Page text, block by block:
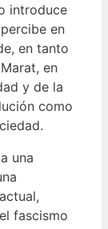
introduce
en
en tanto
en
y de la
como
una
fascismo